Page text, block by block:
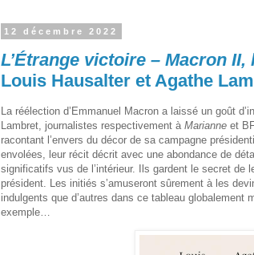
12 décembre 2022
L’Étrange victoire – Macron II,
Louis Hausalter et Agathe
La réélection d’Emmanuel Macron a laissé un goût
Lambret, journalistes respectivement à Marianne et
racontant l’envers du décor de sa campagne
envolées, leur récit décrit avec une abondance de
significatifs vus de l’intérieur. Ils gardent le secret de
président. Les initiés s’amuseront sûrement à les
indulgents que d’autres dans ce tableau globalement
exemple…